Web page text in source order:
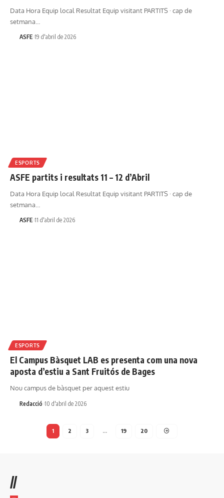
Data Hora Equip local Resultat Equip visitant PARTITS · cap de
setmana…
ASFE 19 d'abril de 2026
ESPORTS
ASFE partits i resultats 11 – 12 d’Abril
Data Hora Equip local Resultat Equip visitant PARTITS · cap de
setmana…
ASFE 11 d'abril de 2026
ESPORTS
El Campus Bàsquet LAB es presenta com una nova
aposta d’estiu a Sant Fruitós de Bages
Nou campus de bàsquet per aquest estiu
Redacció 10 d'abril de 2026
1 2 3 … 19 20
//